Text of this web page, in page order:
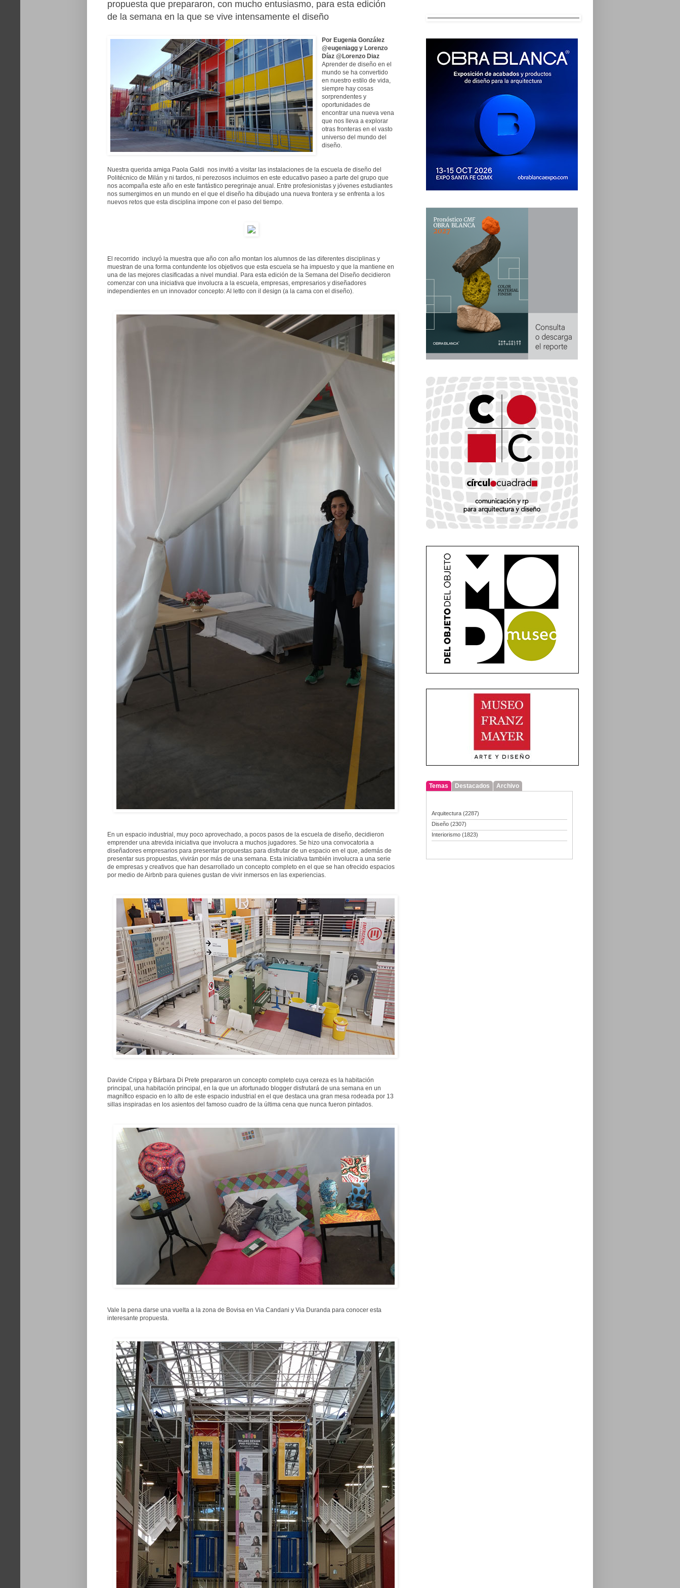
propuesta que prepararon, con mucho entusiasmo, para esta edición
de la semana en la que se vive intensamente el diseño
Por Eugenia González
@eugeniagg y Lorenzo
Díaz @Lorenzo Diaz
Aprender de diseño en el
mundo se ha convertido
en nuestro estilo de vida,
siempre hay cosas
sorprendentes y
oportunidades de
encontrar una nueva vena
que nos lleva a explorar
otras fronteras en el vasto
universo del mundo del
diseño.
Nuestra querida amiga Paola Galdi nos invitó a visitar las instalaciones de la escuela de diseño del
Politécnico de Milán y ni tardos, ni perezosos incluimos en este educativo paseo a parte del grupo que
nos acompaña este año en este fantástico peregrinaje anual. Entre profesionistas y jóvenes estudiantes
nos sumergimos en un mundo en el que el diseño ha dibujado una nueva frontera y se enfrenta a los
nuevos retos que esta disciplina impone con el paso del tiempo.
El recorrido incluyó la muestra que año con año montan los alumnos de las diferentes disciplinas y
muestran de una forma contundente los objetivos que esta escuela se ha impuesto y que la mantiene en
una de las mejores clasificadas a nivel mundial. Para esta edición de la Semana del Diseño decidieron
comenzar con una iniciativa que involucra a la escuela, empresas, empresarios y diseñadores
independientes en un innovador concepto: Al letto con il design (a la cama con el diseño).
En un espacio industrial, muy poco aprovechado, a pocos pasos de la escuela de diseño, decidieron
emprender una atrevida iniciativa que involucra a muchos jugadores. Se hizo una convocatoria a
diseñadores empresarios para presentar propuestas para disfrutar de un espacio en el que, además de
presentar sus propuestas, vivirán por más de una semana. Esta iniciativa también involucra a una serie
de empresas y creativos que han desarrollado un concepto completo en el que se han ofrecido espacios
por medio de Airbnb para quienes gustan de vivir inmersos en las experiencias.
Davide Crippa y Bárbara Di Prete prepararon un concepto completo cuya cereza es la habitación
principal, una habitación principal, en la que un afortunado blogger disfrutará de una semana en un
magnífico espacio en lo alto de este espacio industrial en el que destaca una gran mesa rodeada por 13
sillas inspiradas en los asientos del famoso cuadro de la última cena que nunca fueron pintados.
Vale la pena darse una vuelta a la zona de Bovisa en Via Candani y Via Duranda para conocer esta
interesante propuesta.
Temas Destacados Archivo
Arquitectura (2287)
Diseño (2307)
Interiorismo (1823)